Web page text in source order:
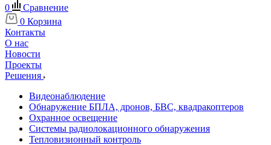
0
Сравнение
0 Корзина
Контакты
О нас
Новости
Проекты
Решения
Видеонаблюдение
Обнаружение БПЛА, дронов, БВС, квадракоптеров
Охранное освещение
Системы радиолокационного обнаружения
Тепловизионный контроль